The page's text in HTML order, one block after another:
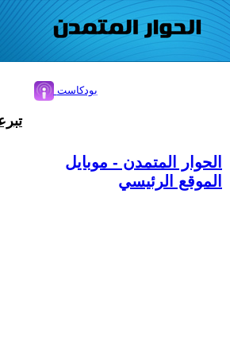
بودكاست
الحوار المتمدن - موبايل
الموقع الرئيسي